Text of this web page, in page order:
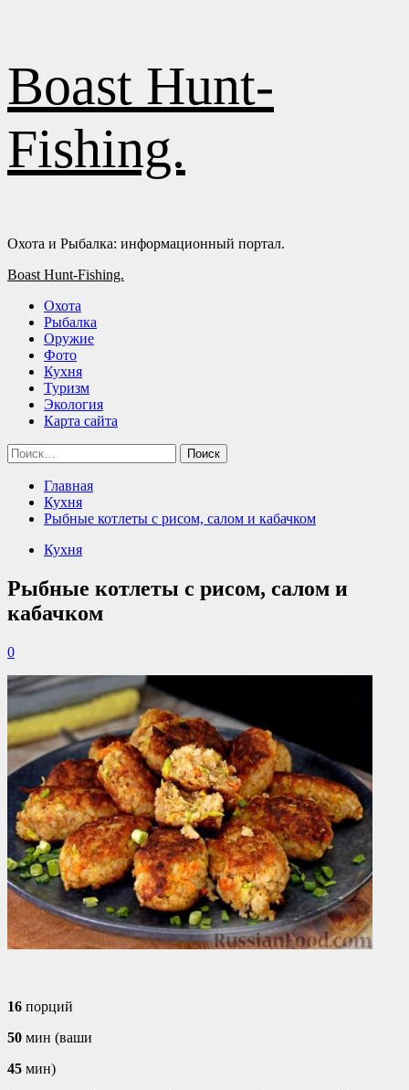
содержимому
Boast Hunt-
Fishing.
Охота и Рыбалка: информационный портал.
Основное
Boast Hunt-Fishing.
Охота
Рыбалка
Оружие
Фото
Кухня
Туризм
Экология
Карта сайта
Найти:
Главная
Кухня
Рыбные котлеты с рисом, салом и кабачком
Кухня
Рыбные котлеты с рисом, салом и
кабачком
0
16 порций
50 мин (ваши
45 мин)